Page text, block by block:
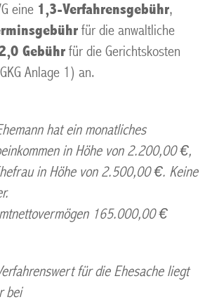
eine 1,3-Verfahrensgebühr,
für die anwaltliche
2,0 Gebühr für die Gerichtskosten
Anlage 1) an.
hat ein monatliches
in Höhe von 2.200,00 €,
in Höhe von 2.500,00 €. Keine
165.000,00 €
für die Ehesache liegt
bei